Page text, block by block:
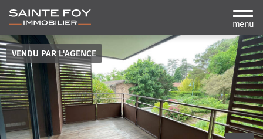
menu
VENDU PAR L'AGENCE